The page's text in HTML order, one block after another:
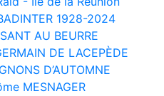
1928-2024
AU BEURRE
DE LACEPÈDE
D’AUTOMNE
MESNAGER